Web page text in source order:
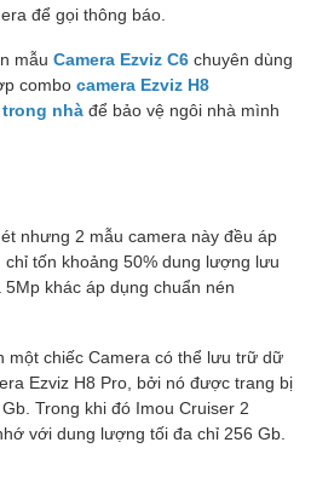
để gọi thông báo.
mẫu Camera Ezviz C6 chuyên dùng
combo camera Ezviz H8
trong nhà để bảo vệ ngôi nhà mình
nhưng 2 mẫu camera này đều áp
tốn khoảng 50% dung lượng lưu
khác áp dụng chuẩn nén
một chiếc Camera có thể lưu trữ dữ
Ezviz H8 Pro, bởi nó được trang bị
Trong khi đó Imou Cruiser 2
với dung lượng tối đa chỉ 256 Gb.